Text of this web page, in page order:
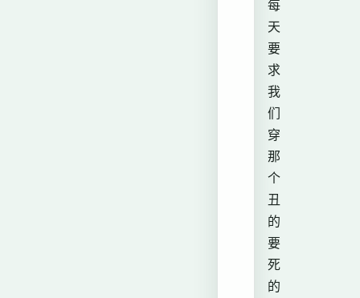
每
天
要
求
我
们
穿
那
个
丑
的
要
死
的